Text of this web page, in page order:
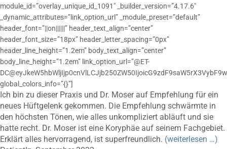
module_id=”overlay_unique_id_1091″ _builder_version=”4.17.6″
_dynamic_attributes=”link_option_url” _module_preset=”default”
header_font=”||on||||||” header_text_align=”center”
header_font_size=”18px” header_letter_spacing=”0px”
header_line_height=”1.2em” body_text_align=”center”
body_line_height=”1.2em” link_option_url=”@ET-
global_colors_info=”{}”]
Ich bin zu dieser Praxis und Dr. Moser auf Empfehlung für ein
neues Hüftgelenk gekommen. Die Empfehlung schwärmte in
den höchsten Tönen, wie alles unkompliziert abläuft und sie
hatte recht. Dr. Moser ist eine Koryphäe auf seinem Fachgebiet.
Erklärt alles hervorragend, ist superfreundlich. (weiterlesen …)